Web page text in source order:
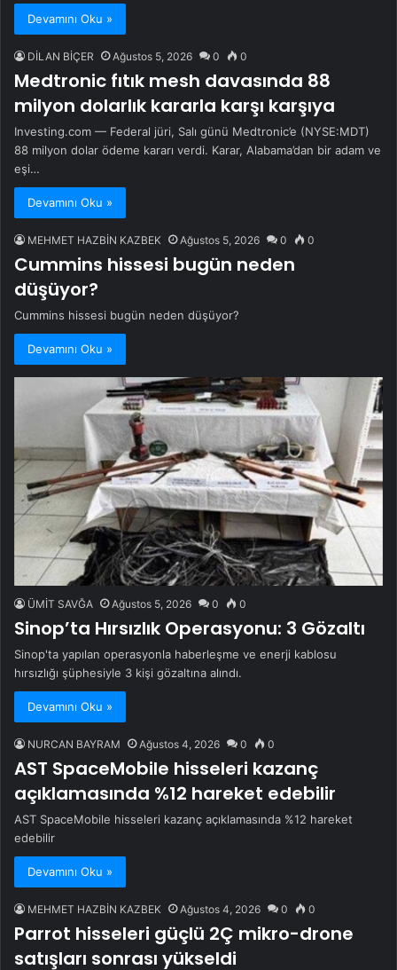
Devamını Oku »
DİLAN BİÇER Ağustos 5, 2026 0 0
Medtronic fıtık mesh davasında 88
milyon dolarlık kararla karşı karşıya
Investing.com — Federal jüri, Salı günü Medtronic’e (NYSE:MDT)
88 milyon dolar ödeme kararı verdi. Karar, Alabama’dan bir adam ve
eşi…
Devamını Oku »
MEHMET HAZBİN KAZBEK Ağustos 5, 2026 0 0
Cummins hissesi bugün neden
düşüyor?
Cummins hissesi bugün neden düşüyor?
Devamını Oku »
ÜMİT SAVĞA Ağustos 5, 2026 0 0
Sinop’ta Hırsızlık Operasyonu: 3 Gözaltı
Sinop'ta yapılan operasyonla haberleşme ve enerji kablosu
hırsızlığı şüphesiyle 3 kişi gözaltına alındı.
Devamını Oku »
NURCAN BAYRAM Ağustos 4, 2026 0 0
AST SpaceMobile hisseleri kazanç
açıklamasında %12 hareket edebilir
AST SpaceMobile hisseleri kazanç açıklamasında %12 hareket
edebilir
Devamını Oku »
MEHMET HAZBİN KAZBEK Ağustos 4, 2026 0 0
Parrot hisseleri güçlü 2Ç mikro-drone
satışları sonrası yükseldi